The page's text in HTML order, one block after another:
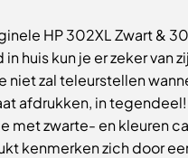
HP 302XL Zwart &
huis kun je er zeker van
niet zal teleurstellen
afdrukken, in
met zwarte- en kleuren
kenmerken zich door